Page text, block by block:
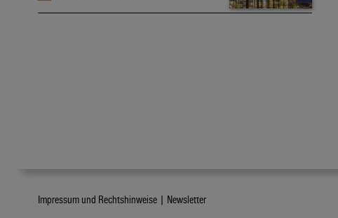
Impressum und Rechtshinweise | Newsletter